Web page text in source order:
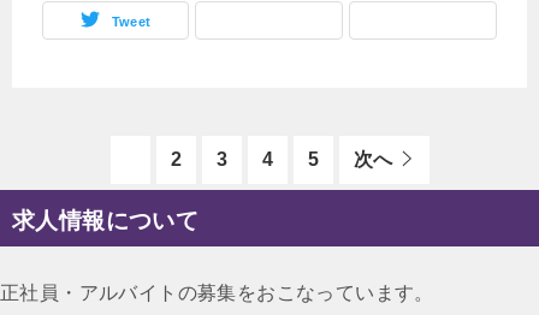
Tweet
2 3 4 5 次へ
求人情報について
正社員・アルバイトの募集をおこなっています。